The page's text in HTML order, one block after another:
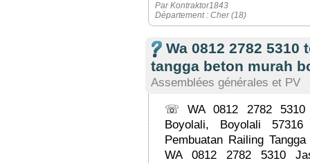
Par Kontraktor1843
Département : Cher (18)
Wa 0812 2782
tangga beton murah
Assemblées générales et PV
☏ WA 0812 2782 5310
Boyolali, Boyolali
Pembuatan Railing
WA 0812 2782 5310